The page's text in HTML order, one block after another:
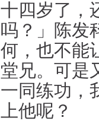
十四岁了，
吗？」陈发
何，也不能
堂兄。可是
一同练功，
上他呢？